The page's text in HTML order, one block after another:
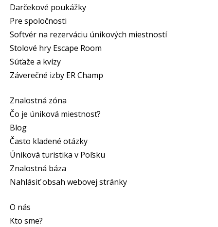
Darčekové poukážky
Pre spoločnosti
Softvér na rezerváciu únikových miestností
Stolové hry Escape Room
Súťaže a kvízy
Záverečné izby ER Champ
Znalostná zóna
Čo je úniková miestnosť?
Blog
Často kladené otázky
Úniková turistika v Poľsku
Znalostná báza
Nahlásiť obsah webovej stránky
O nás
Kto sme?